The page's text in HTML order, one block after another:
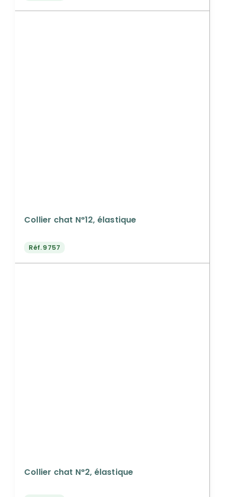
Collier chat N°12, élastique
Réf.9757
Collier chat N°2, élastique